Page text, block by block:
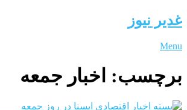
غدیر نیوز
Menu
برچسب: اخبار جمعه